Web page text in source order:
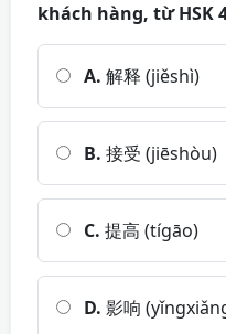
khách hàng, từ HSK
A. 解释 (jiěshì)
B. 接受 (jiēshòu)
C. 提高 (tígāo)
D. 影响